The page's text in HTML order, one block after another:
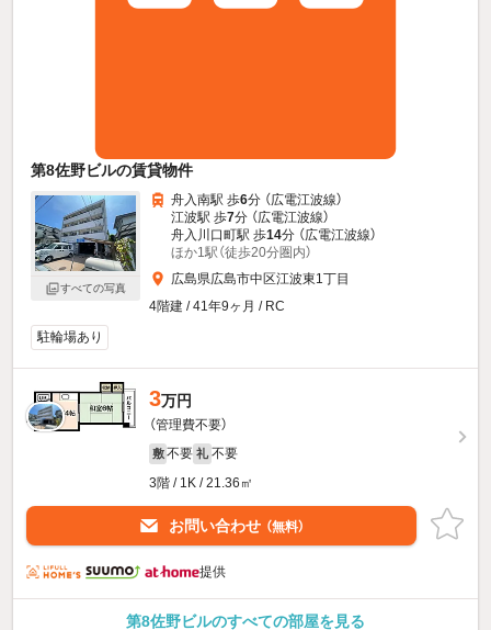
第8佐野ビルの賃貸物件
すべての写真
舟入南駅 歩6分 （広電江波線）
江波駅 歩7分 （広電江波線）
舟入川口町駅 歩14分 （広電江波線）
ほか1駅（徒歩20分圏内）
広島県広島市中区江波東1丁目
4階建 / 41年9ヶ月 / RC
駐輪場あり
3万円
（管理費不要）
敷 不要 礼 不要
3階 / 1K / 21.36㎡
お問い合わせ （無料）
提供
第8佐野ビルのすべての部屋を見る